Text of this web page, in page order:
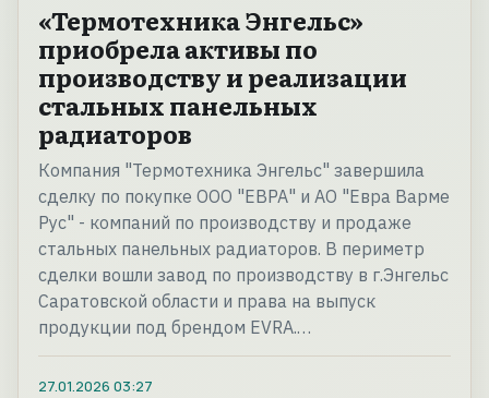
«Термотехника Энгельс»
приобрела активы по
производству и реализации
стальных панельных
радиаторов
Компания "Термотехника Энгельс" завершила
сделку по покупке ООО "ЕВРА" и АО "Евра Варме
Рус" - компаний по производству и продаже
стальных панельных радиаторов. В периметр
сделки вошли завод по производству в г.Энгельс
Саратовской области и права на выпуск
продукции под брендом EVRA.…
27.01.2026 03:27